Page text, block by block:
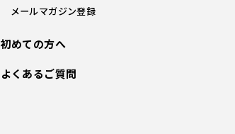
メールマガジン登録
初めての方へ
よくあるご質問